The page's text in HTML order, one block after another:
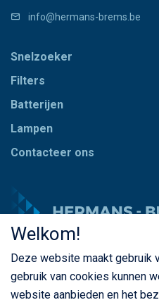
info@hermans-brems.be
Snelzoeker
Filters
Batterijen
Lampen
Contacteer ons
© Copyright Hermans -
voorbehouden
Welkom!
Deze website maakt gebruik
gebruik van cookies kunnen
website aanbieden en het